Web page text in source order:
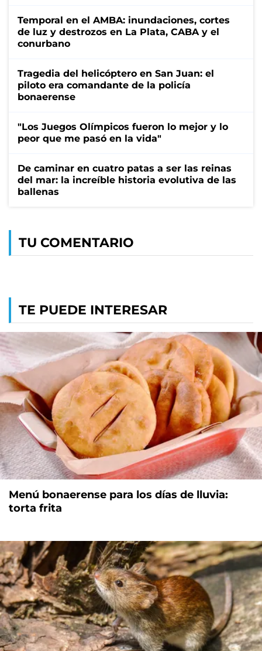
Temporal en el AMBA: inundaciones, cortes
de luz y destrozos en La Plata, CABA y el
conurbano
Tragedia del helicóptero en San Juan: el
piloto era comandante de la policía
bonaerense
"Los Juegos Olímpicos fueron lo mejor y lo
peor que me pasó en la vida"
De caminar en cuatro patas a ser las reinas
del mar: la increíble historia evolutiva de las
ballenas
TU COMENTARIO
TE PUEDE INTERESAR
Menú bonaerense para los días de lluvia:
torta frita